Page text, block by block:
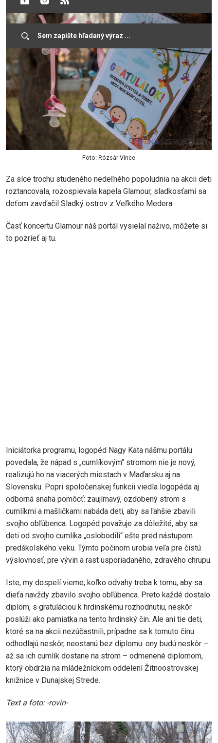
Foto: Rózsár Vince
Za síce trochu studeného nedeľného popoludnia na akcii deti
roztancovala, rozospievala kapela Glamour, sladkosťami sa
deťom zavďačil Sladký ostrov z Veľkého Medera.
Časť koncertu Glamour náš portál vysielal naživo, môžete si
to pozrieť aj tu.
Iniciátorka programu, logopéd Nagy Kata nášmu portálu
povedala, že nápad s „cumlíkovým“ stromom nie je nový,
realizujú ho na viacerých miestach v Maďarsku aj na
Slovensku. Popri spoločenskej funkcii viedla logopéda aj
odborná snaha pomôcť: zaujímavý, ozdobený strom s
cumlíkmi a mašličkami nabáda deti, aby sa ľahšie zbavili
svojho obľúbenca. Logopéd považuje za dôležité, aby sa
deti od svojho cumlíka „oslobodili“ ešte pred nástupom
predškolského veku. Týmto počinom urobia veľa pre čistú
výslovnosť, pre vývin a rast usporiadaného, zdravého chrupu.
Iste, my dospelí vieme, koľko odvahy treba k tomu, aby sa
dieťa navždy zbavilo svojho obľúbenca. Preto každé dostalo
diplom, s gratuláciou k hrdinskému rozhodnutiu, neskôr
poslúži ako pamiatka na tento hrdinský čin. Ale ani tie deti,
ktoré sa na akcii nezúčastnili, prípadne sa k tomuto činu
odhodlajú neskôr, neostanú bez diplomu: ony budú neskôr –
až sa ich cumlík dostane na strom – odmenené diplomom,
ktorý obdržia na mládežníckom oddelení Žitnoostrovskej
knižnice v Dunajskej Strede.
Text a foto: -rovin-